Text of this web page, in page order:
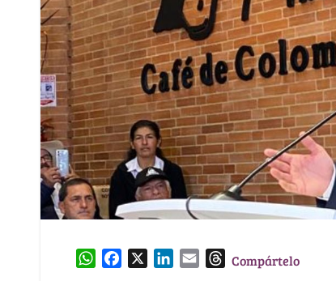
W
TCompártelo